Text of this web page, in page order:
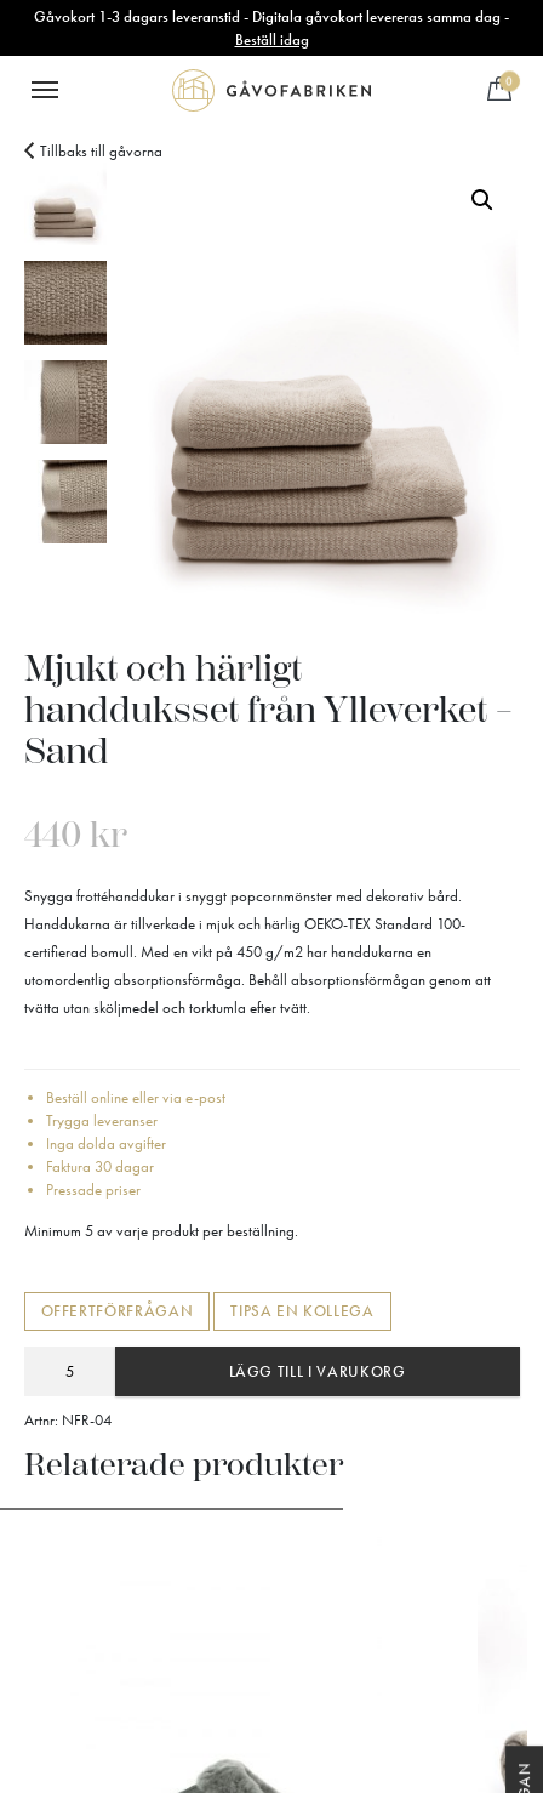
Gåvokort 1-3 dagars leveranstid - Digitala gåvokort levereras samma dag -
Beställ idag
0
Tillbaks till gåvorna
Mjukt och härligt
handduksset från Ylleverket –
Sand
440 kr
Snygga frottéhanddukar i snyggt popcornmönster med dekorativ bård.
Handdukarna är tillverkade i mjuk och härlig OEKO-TEX Standard 100-
certifierad bomull. Med en vikt på 450 g/m2 har handdukarna en
utomordentlig absorptionsförmåga. Behåll absorptionsförmågan genom att
tvätta utan sköljmedel och torktumla efter tvätt.
Beställ online eller via e-post
Trygga leveranser
Inga dolda avgifter
Faktura 30 dagar
Pressade priser
Minimum 5 av varje produkt per beställning.
OFFERTFÖRFRÅGAN TIPSA EN KOLLEGA
LÄGG TILL I VARUKORG
Artnr: NFR-04
Relaterade produkter